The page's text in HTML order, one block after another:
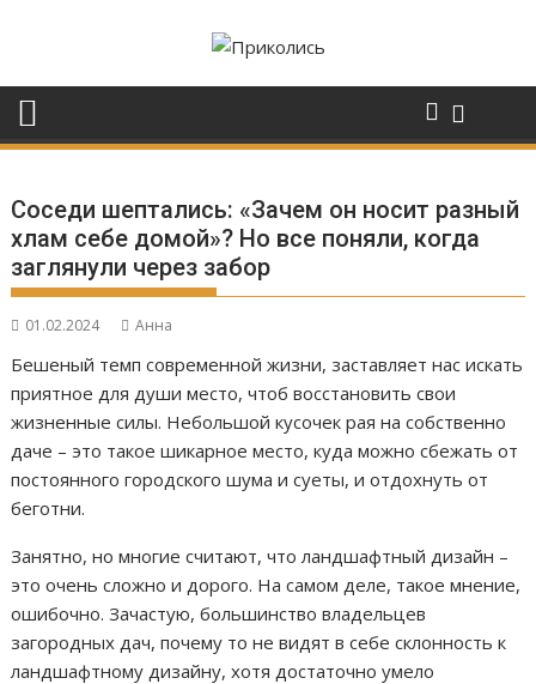
Соседи шептались: «Зачем он носит разный
хлам себе домой»? Но все поняли, когда
заглянули через забор
01.02.2024 Анна
Бешеный темп современной жизни, заставляет нас искать
приятное для души место, чтоб восстановить свои
жизненные силы. Небольшой кусочек рая на собственно
даче – это такое шикарное место, куда можно сбежать от
постоянного городского шума и суеты, и отдохнуть от
беготни.
Занятно, но многие считают, что ландшафтный дизайн –
это очень сложно и дорого. На самом деле, такое мнение,
ошибочно. Зачастую, большинство владельцев
загородных дач, почему то не видят в себе склонность к
ландшафтному дизайну, хотя достаточно умело